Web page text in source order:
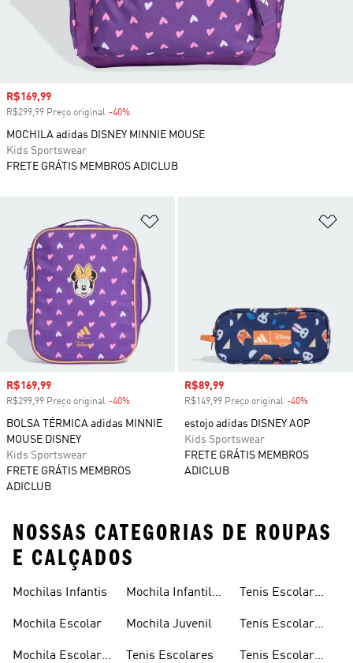
Preço com desconto
R$169,99
R$299,99 Preço original -40%
BOLSA TÉRMICA adidas MINNIE
MOUSE DISNEY
Kids Sportswear
FRETE GRÁTIS MEMBROS
ADICLUB
Preço com desconto
R$89,99
R$149,99 Preço original -40%
estojo adidas DISNEY AOP
Kids Sportswear
FRETE GRÁTIS MEMBROS
ADICLUB
Preço com desconto
R$169,99
R$299,99 Preço original -40%
MOCHILA adidas DISNEY MINNIE MOUSE
Kids Sportswear
FRETE GRÁTIS MEMBROS ADICLUB
NOSSAS CATEGORIAS DE ROUPAS
E CALÇADOS
Mochilas Infantis
Mochila Escolar
Mochila Escolar
Mochila Infantil
Mochila Juvenil
Tenis Escolares
Tenis Escolar
Tenis Escolar
Tenis Escolar